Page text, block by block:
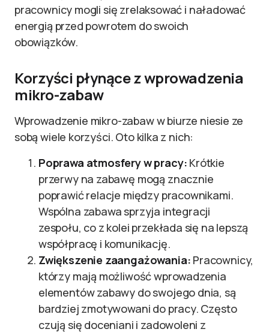
pracownicy mogli się zrelaksować i naładować
energią przed powrotem do swoich
obowiązków.
Korzyści płynące z wprowadzenia
mikro-zabaw
Wprowadzenie mikro-zabaw w biurze niesie ze
sobą wiele korzyści. Oto kilka z nich:
Poprawa atmosfery w pracy: Krótkie
przerwy na zabawę mogą znacznie
poprawić relacje między pracownikami.
Wspólna zabawa sprzyja integracji
zespołu, co z kolei przekłada się na lepszą
współpracę i komunikację.
Zwiększenie zaangażowania: Pracownicy,
którzy mają możliwość wprowadzenia
elementów zabawy do swojego dnia, są
bardziej zmotywowani do pracy. Często
czują się doceniani i zadowoleni z